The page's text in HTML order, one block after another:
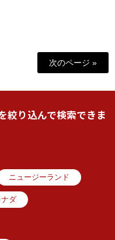
次のページ »
絞り込んで検索できま
ニュージーランド
ナダ